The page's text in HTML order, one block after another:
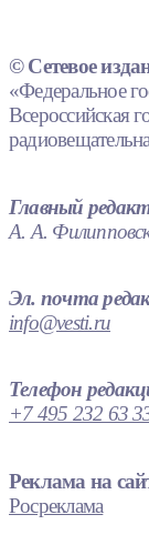
© Сетевое
«Федеральное
Всероссийская
Главный
А. А.
Эл. почта
info@vesti.ru
Телефон
+7 495 232 63
Реклама на
Росреклама